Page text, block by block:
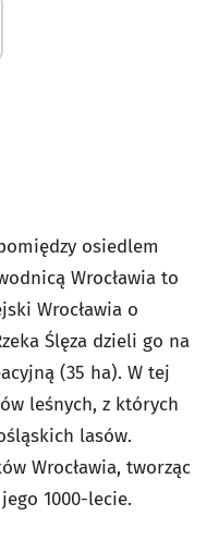
osiedlem
Wrocławia to
Wrocławia o
Ślęza dzieli go na
(35 ha). W tej
leśnych, z których
lasów.
Wrocławia, tworząc
1000-lecie.